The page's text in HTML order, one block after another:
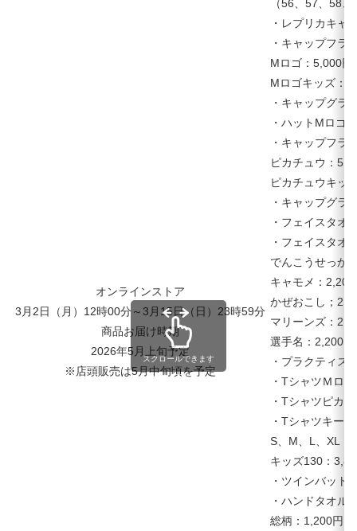
オンラインストア
3月2日（月）12時00分～3月15日（日）23時59分
商品お届け時期
2026年5月上旬予定
※店頭販売は5月中旬頃を予定
（56、57、58
・レプリカキャ
・キャップフラ
Mロゴ：5,000円
Mロゴキッズ：
・キャップグラ
・ハットMロゴ
・キャップフラ
ピカチュウ：
ピカチュウキッ
・キャップグラ
・フェイスタオ
・フェイスタオ
でんこうせっか
キャモメ：
かぜおこし；
マリーンズ：
選手名：2,200
・プラクティス
・TシャツＭロ
・Tシャツピカ
・Tシャツキー
S、M、L、XL：
キッズ130：
・ツインバット
・ハンドタオル
総柄：1,200円（
スクロールできます